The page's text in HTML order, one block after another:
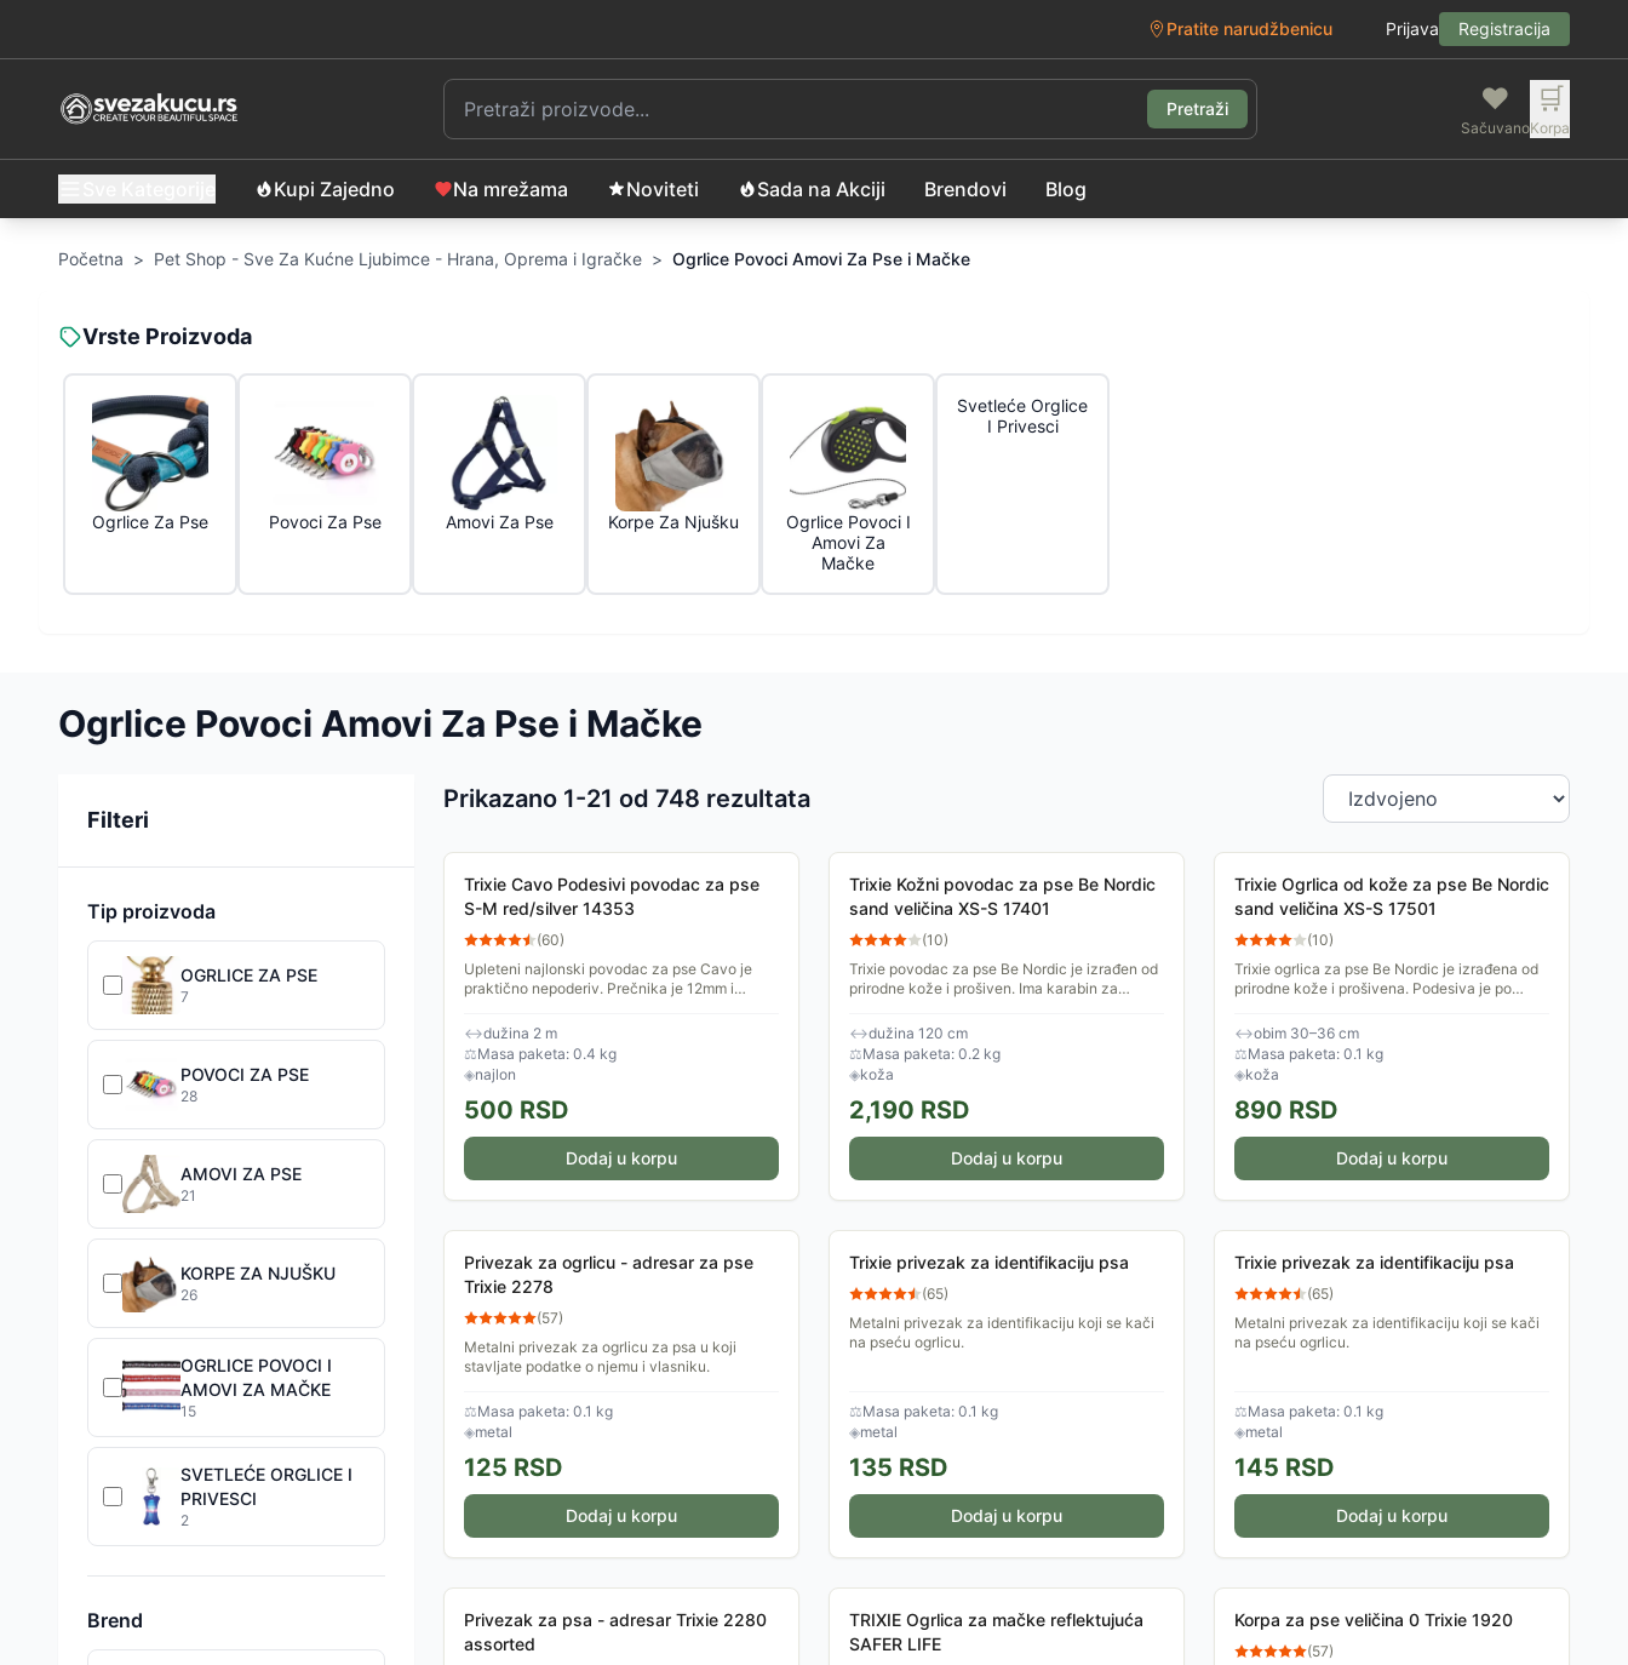
Pratite narudžbenicu Prijava Registracija
Pretraži ❤️
Sačuvano
🛒
Korpa
Kupi Zajedno Na mrežama Noviteti Sada na Akciji Brendovi Blog
Početna > Pet Shop - Sve Za Kućne Ljubimce - Hrana, Oprema i Igračke > Ogrlice Povoci Amovi Za Pse i Mačke
Vrste Proizvoda
Ogrlice Za Pse Povoci Za Pse Amovi Za Pse Korpe Za Njušku
Ogrlice Povoci I
Amovi Za
Mačke
Svetleće Orglice
I Privesci
Ogrlice Povoci Amovi Za Pse i Mačke
Filteri
Tip proizvoda
OGRLICE ZA PSE
7
POVOCI ZA PSE
28
AMOVI ZA PSE
21
KORPE ZA NJUŠKU
26
OGRLICE POVOCI I
AMOVI ZA MAČKE
15
SVETLEĆE ORGLICE I
PRIVESCI
2
Brend
Prikazano 1-21 od 748 rezultata
Sortiranje proizvoda
Trixie Cavo Podesivi povodac za pse
S-M red/silver 14353
(60)
Upleteni najlonski povodac za pse Cavo je
praktično nepoderiv. Prečnika je 12mm i
2m. Veličina S-M.
↔dužina 2 m
⚖Masa paketa: 0.4 kg
◈najlon
500 RSD
Dodaj u korpu
Trixie Kožni povodac za pse Be Nordic
sand veličina XS-S 17401
(10)
Trixie povodac za pse Be Nordic je izrađen od
prirodne kože i prošiven. Ima karabin za
izgleda....
↔dužina 120 cm
⚖Masa paketa: 0.2 kg
◈koža
2,190 RSD
Dodaj u korpu
Trixie Ogrlica od kože za pse Be Nordic
sand veličina XS-S 17501
(10)
Trixie ogrlica za pse Be Nordic je izrađena od
prirodne kože i prošivena. Podesiva je po
XS-S...
↔obim 30–36 cm
⚖Masa paketa: 0.1 kg
◈koža
890 RSD
Dodaj u korpu
Privezak za ogrlicu - adresar za pse
Trixie 2278
(57)
Metalni privezak za ogrlicu za psa u koji
stavljate podatke o njemu i vlasniku.
⚖Masa paketa: 0.1 kg
◈metal
125 RSD
Dodaj u korpu
Trixie privezak za identifikaciju psa
(65)
Metalni privezak za identifikaciju koji se kači
na pseću ogrlicu.
⚖Masa paketa: 0.1 kg
◈metal
135 RSD
Dodaj u korpu
Trixie privezak za identifikaciju psa
(65)
Metalni privezak za identifikaciju koji se kači
na pseću ogrlicu.
⚖Masa paketa: 0.1 kg
◈metal
145 RSD
Dodaj u korpu
Privezak za psa - adresar Trixie 2280
assorted
TRIXIE Ogrlica za mačke reflektujuća
SAFER LIFE
Korpa za pse veličina 0 Trixie 1920
(57)